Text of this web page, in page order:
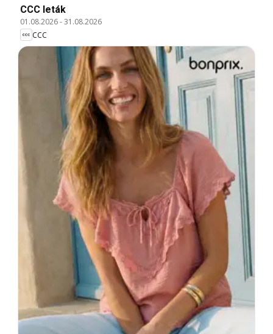
CCC leták
01.08.2026-31.08.2026
CCC